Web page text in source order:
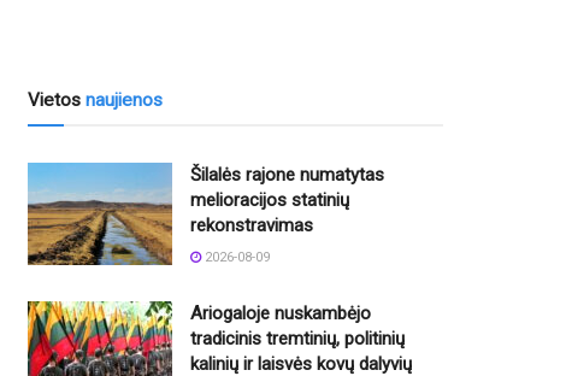
Vietos naujienos
Šilalės rajone numatytas
melioracijos statinių
rekonstravimas
2026-08-09
Ariogaloje nuskambėjo
tradicinis tremtinių, politinių
kalinių ir laisvės kovų dalyvių